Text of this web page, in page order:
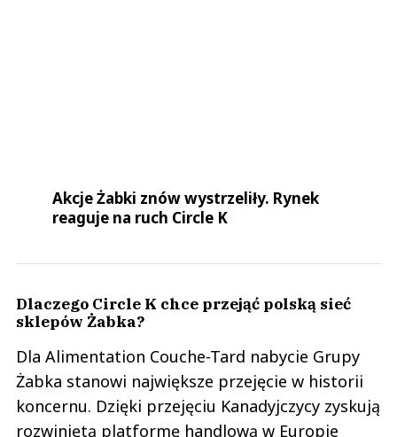
reaguje na ruch Circle K
Dla Alimentation Couche-Tard nabycie Grupy
Żabka stanowi największe przejęcie w historii
koncernu. Dzięki przejęciu Kanadyjczycy zyskują
rozwiniętą platformę handlową w Europie
Środkowo-Wschodniej, obejmującąponad 13